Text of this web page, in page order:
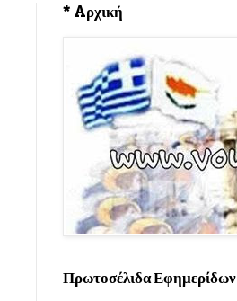
* Aρχική
Πρωτοσέλιδα Εφημερίδων